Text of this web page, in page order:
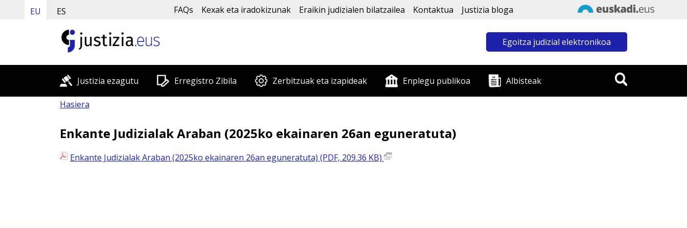
EU ES FAQs Kexak eta iradokizunak Eraikin judizialen bilatzailea Kontaktua Justizia bloga
Egoitza judizial elektronikoa
Justizia ezagutu Erregistro Zibila Zerbitzuak eta izapideak Enplegu publikoa Albisteak
Hasiera
Enkante Judizialak Araban (2025ko ekainaren 26an eguneratuta)
Enkante Judizialak Araban (2025ko ekainaren 26an eguneratuta) (PDF, 209.36 KB)